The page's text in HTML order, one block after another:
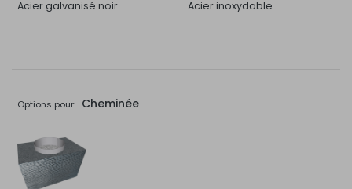
Acier galvanisé noir Acier inoxydable
Options pour: Cheminée